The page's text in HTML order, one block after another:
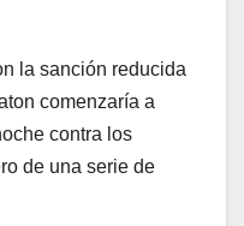
la sanción reducida
comenzaría a
contra los
de una serie de